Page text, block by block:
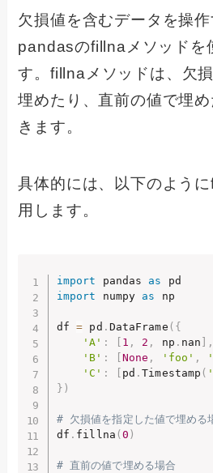
欠損値を含むデータを操作
pandasのfillnaメソッドを
す。fillnaメソッドは、欠
埋めたり、直前の値で埋
きます。
具体的には、以下のよう
用します。
import pandas as
import numpy as np
df = pd . DataFrame ( {
'A' : [ 1 , 2 , np . nan ] ,
'B' : [None , 'foo' ,
'C' : [ pd .Timestamp (
} )
# 欠損値を指定した値で埋める
df . fillna (0 )
# 直前の値で埋める場合